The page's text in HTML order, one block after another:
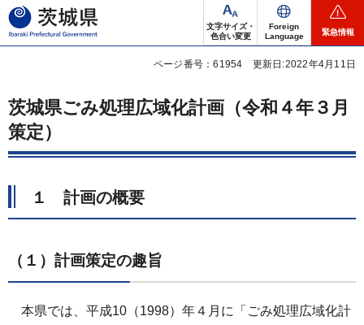
茨城県
文字サイズ・
色合い変更
Foreign
Language
緊急情報
ページ番号：61954 更新日:2022年4月11日
茨城県ごみ処理広域化計画（令和４年３月
策定）
１ 計画の概要
（１）計画策定の趣旨
本県では、平成10（1998）年４月に「ごみ処理広域化計